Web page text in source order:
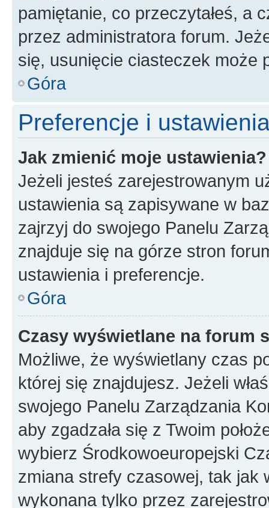
pamiętanie, co przeczytałeś, a
przez administratora forum.
się, usunięcie ciasteczek może
Góra
Preferencje i
Jak zmienić moje ustawienia?
Jeżeli jesteś zarejestrowanym
ustawienia są zapisywane w
zajrzyj do swojego Panelu
znajduje się na górze stron
ustawienia i preferencje.
Góra
Czasy wyświetlane na forum
Możliwe, że wyświetlany czas
której się znajdujesz. Jeżeli
swojego Panelu Zarządzania
aby zgadzała się z Twoim
wybierz Środkowoeuropejski
zmiana strefy czasowej, tak jak
wykonana tylko przez